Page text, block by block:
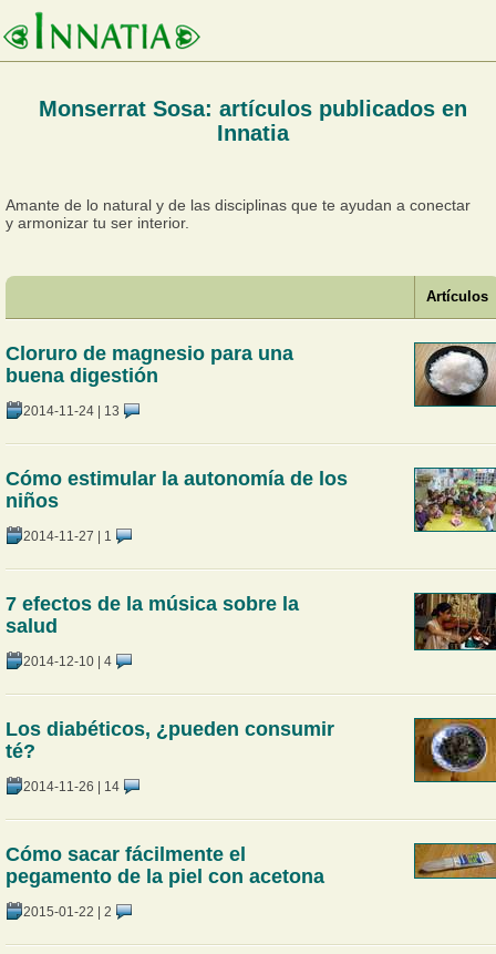
Monserrat Sosa: artículos publicados en
Innatia
Amante de lo natural y de las disciplinas que te ayudan a conectar
y armonizar tu ser interior.
Artículos
Cloruro de magnesio para una
buena digestión
2014-11-24| 13
Cómo estimular la autonomía de los
niños
2014-11-27 | 1
7 efectos de la música sobre la
salud
2014-12-10| 4
Los diabéticos, ¿pueden consumir
té?
2014-11-26 | 14
Cómo sacar fácilmente el
pegamento de la piel con acetona
2015-01-22 | 2